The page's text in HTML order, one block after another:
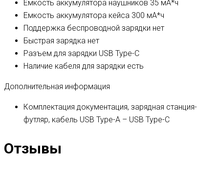
Емкость аккумулятора наушников 35 мА*ч
Емкость аккумулятора кейса 300 мА*ч
Поддержка беспроводной зарядки нет
Быстрая зарядка нет
Разъем для зарядки USB Type-C
Наличие кабеля для зарядки есть
Дополнительная информация
Комплектация документация, зарядная станция-
футляр, кабель USB Type-A – USB Type-C
Отзывы